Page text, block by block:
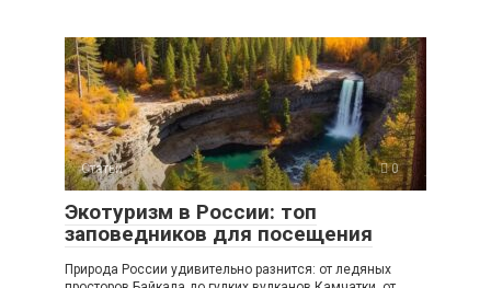
Статьи 0
Экотуризм в России: топ
заповедников для посещения
Природа России удивительно разнится: от ледяных